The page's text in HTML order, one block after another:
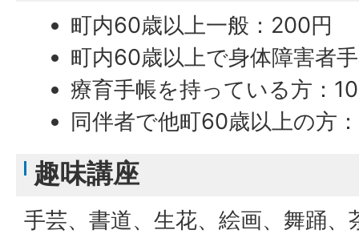
町内60歳以上一般：200円
町内60歳以上で身体障害者
療育手帳を持っている方：
同伴者で他町60歳以上の方
趣味講座
手芸、書道、生花、絵画、舞踊、